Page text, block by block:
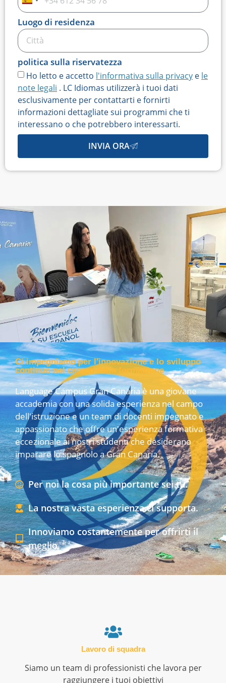
Spagna
+34
Luogo di residenza
politica sulla riservatezza
Ho letto e accetto l'informativa sulla privacy e le
note legali . LC Idiomas utilizzerà i tuoi dati
esclusivamente per contattarti e fornirti
informazioni dettagliate sui programmi che ti
interessano o che potrebbero interessarti.
INVIA ORA
Ci impegniamo per l'innovazione e lo sviluppo
continuo nel campo della formazione
Language Campus Gran Canaria è una giovane
accademia con una solida esperienza nel campo
dell'istruzione e un team di docenti impegnato e
appassionato che offre un'esperienza formativa
eccezionale ai nostri studenti che desiderano
imparare lo spagnolo a Gran Canaria.
Per noi la cosa più importante sei tu.
La nostra vasta esperienza ci supporta.
Innoviamo costantemente per offrirti il ​​
meglio.
Lavoro di squadra
Siamo un team di professionisti che lavora per
raggiungere i tuoi obiettivi